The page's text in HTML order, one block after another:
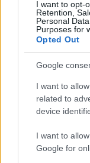
I want to opt-
Retention,
Personal
Purposes for
Opted Out
Google
I want to
related to
device
I want to
Google for
Condividi
F
a
ce
b
o
o
k
T
w
it
te
r
NOTIZIE RECENTI